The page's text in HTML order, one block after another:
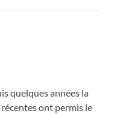
quelques années la
ont permis le